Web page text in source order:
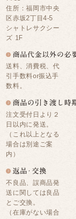
住所：福岡市中央
区赤坂2丁目4-5
シャトレサクシー
ズ 1F
送料、消費税、代
引手数料or振込手
数料。
注文受付日より２
日以内に発送。
（これ以上となる
場合は別途ご案
内）
不良品、誤商品発
送に関しては良品
とご交換。
（在庫がない場合